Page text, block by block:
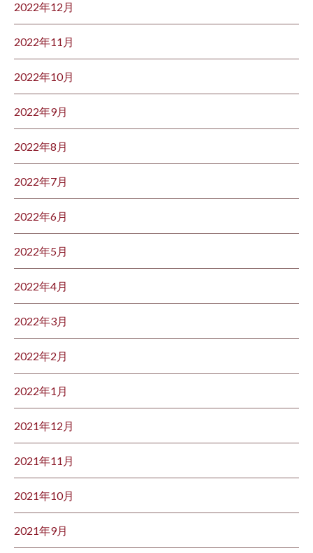
2022年12月
2022年11月
2022年10月
2022年9月
2022年8月
2022年7月
2022年6月
2022年5月
2022年4月
2022年3月
2022年2月
2022年1月
2021年12月
2021年11月
2021年10月
2021年9月